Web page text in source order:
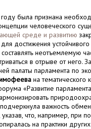
была признана
человеческого
среде и развитию
достижения устойчивого
неотъемлемую
в отрыве от него.
палаты парламента по
на тематического
«Развитие
важность
что, например, при
на практики других